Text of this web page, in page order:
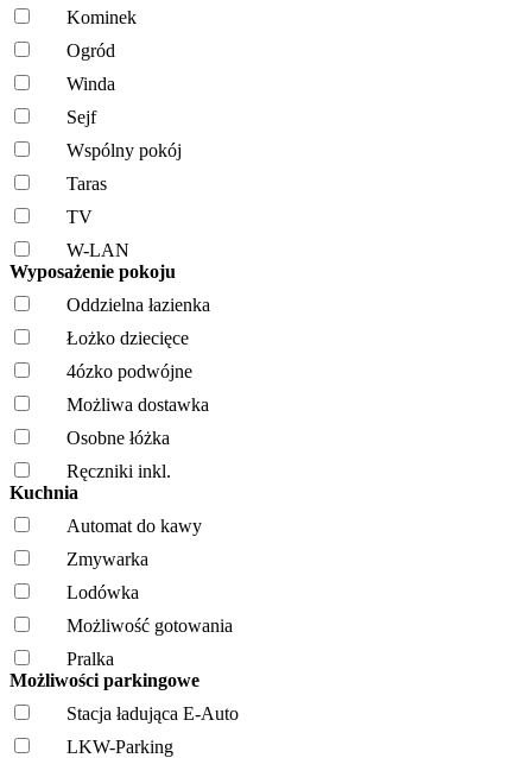
Kominek
Ogród
Winda
Sejf
Wspólny pokój
Taras
TV
W-LAN
Wyposażenie pokoju
Oddzielna łazienka
Łożko dziecięce
4ózko podwójne
Możliwa dostawka
Osobne łóżka
Ręczniki inkl.
Kuchnia
Automat do kawy
Zmywarka
Lodówka
Możliwość gotowania
Pralka
Możliwości parkingowe
Stacja ładująca E-Auto
LKW-Parking